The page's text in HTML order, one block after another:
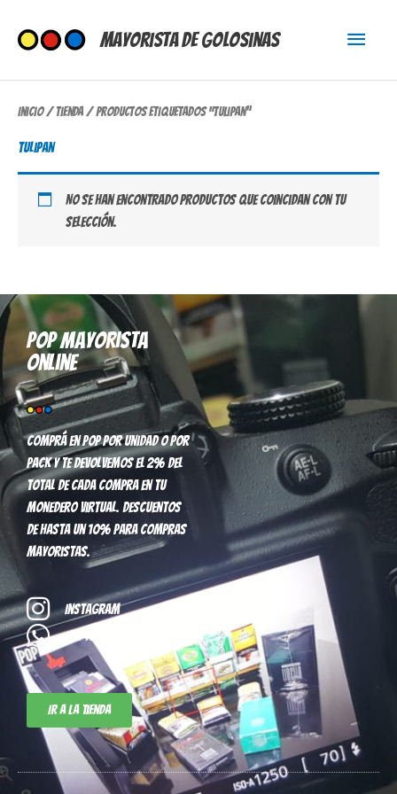
contenido
Mayorista de Golosinas
Menú
Inicio/Tienda/ Productos etiquetados “tulipan”
tulipan
No se han encontrado productos que coincidan con tu
selección.
Pop mayorista
online
Comprá en pop por unidad o por
pack y te devolvemos el 2% del
total de cada compra en tu
monedero virtual. Descuentos
de hasta un 10% para compras
mayoristas.
Instagram
+54 11-3952-8296
Ir a la tienda